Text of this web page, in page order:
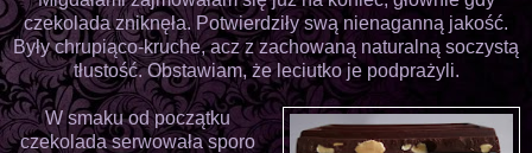
czekolada zniknęła. Potwierdziły swą nienaganną jakość.
Były chrupiąco-kruche, acz z zachowaną naturalną soczystą
tłustość. Obstawiam, że leciutko je podprażyli.
W smaku od początku
czekolada serwowała sporo